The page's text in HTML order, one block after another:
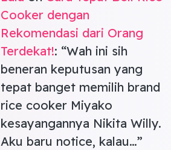
Cooker dengan
Rekomendasi dari Orang
Terdekat!: “Wah ini sih
beneran keputusan yang
tepat banget memilih brand
rice cooker Miyako
kesayangannya Nikita Willy.
Aku baru notice, kalau…”